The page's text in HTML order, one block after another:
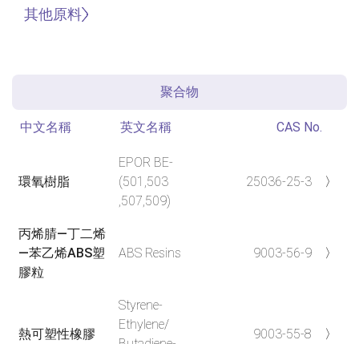
其他原料
聚合物
中文名稱 英文名稱 CAS No.
環氧樹脂
EPOR BE-
(501,503
,507,509)
25036-25-3 〉
丙烯腈—丁二烯
—苯乙烯ABS塑
膠粒
ABS Resins 9003-56-9 〉
熱可塑性橡膠
Styrene-
Ethylene/
9003-55-8 〉